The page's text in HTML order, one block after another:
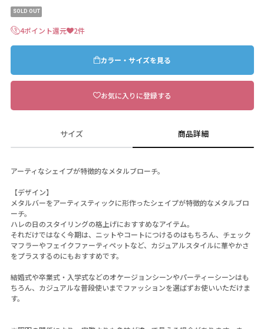
SOLD OUT
4ポイント還元 2件
カラー・サイズを見る
お気に入りに登録する
サイズ 商品詳細
アーティなシェイプが特徴的なメタルブローチ。
【デザイン】
メタルバーをアーティスティックに形作ったシェイプが特徴的なメタルブロ
ーチ。
ハレの日のスタイリングの格上げにおすすめなアイテム。
それだけではなく今期は、ニットやコートにつけるのはもちろん、チェック
マフラーやフェイクファーティペットなど、カジュアルスタイルに華やかさ
をプラスするのにもおすすめです。
結婚式や卒業式・入学式などのオケージョンシーンやパーティーシーンはも
ちろん、カジュアルな普段使いまでファッションを選ばずお使いいただけま
す。